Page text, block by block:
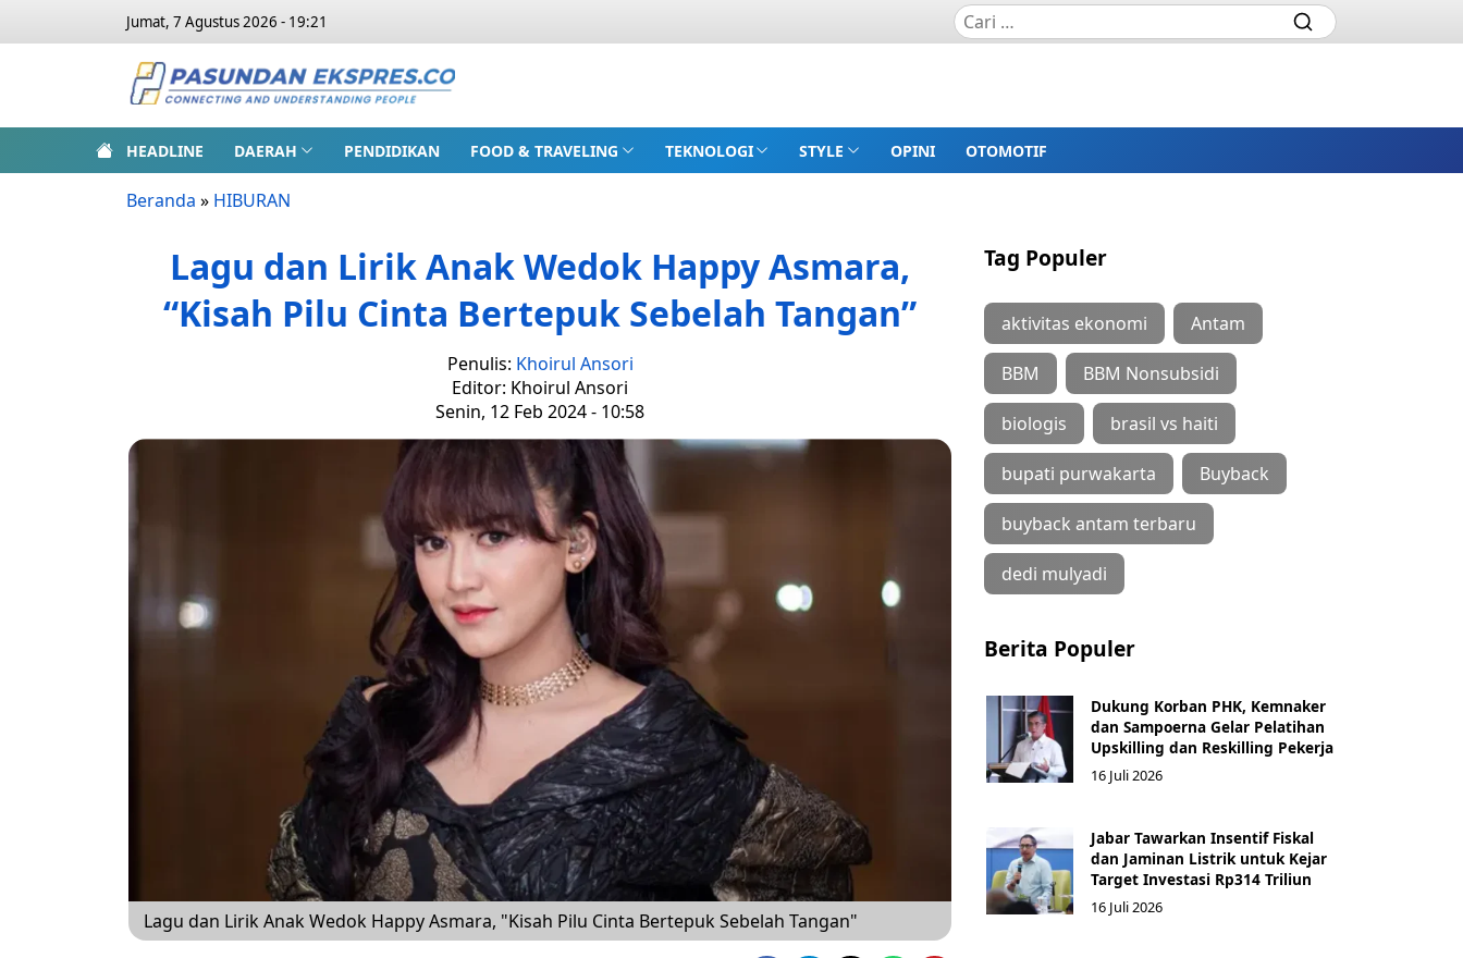
Jumat, 7 Agustus 2026 - 19:21
HEADLINE DAERAH PENDIDIKAN FOOD & TRAVELING TEKNOLOGI STYLE OPINI OTOMOTIF
Beranda » HIBURAN
Lagu dan Lirik Anak Wedok Happy Asmara,
“Kisah Pilu Cinta Bertepuk Sebelah Tangan”
Penulis: Khoirul Ansori
Editor: Khoirul Ansori
Senin, 12 Feb 2024 - 10:58
Lagu dan Lirik Anak Wedok Happy Asmara, "Kisah Pilu Cinta Bertepuk Sebelah Tangan"
Tag Populer
aktivitas ekonomi Antam
BBM BBM Nonsubsidi
biologis brasil vs haiti
bupati purwakarta Buyback
buyback antam terbaru
dedi mulyadi
Berita Populer
Dukung Korban PHK, Kemnaker
dan Sampoerna Gelar Pelatihan
Upskilling dan Reskilling Pekerja
16 Juli 2026
Jabar Tawarkan Insentif Fiskal
dan Jaminan Listrik untuk Kejar
Target Investasi Rp314 Triliun
16 Juli 2026